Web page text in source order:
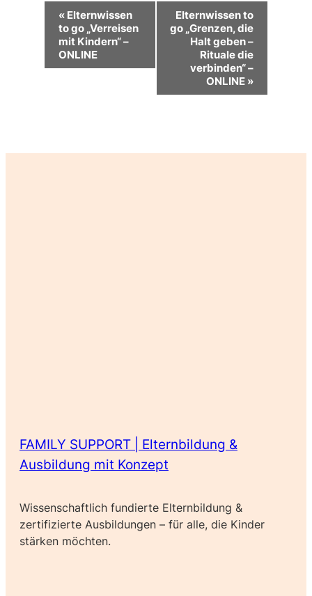
Veranstaltung-
Navigation
«Elternwissen
to go „Verreisen
mit Kindern“ –
ONLINE
Elternwissen to
go „Grenzen, die
Halt geben –
Rituale die
verbinden“ –
ONLINE »
FAMILY SUPPORT | Elternbildung &
Ausbildung mit Konzept
Wissenschaftlich fundierte Elternbildung &
zertifizierte Ausbildungen – für alle, die Kinder
stärken möchten.